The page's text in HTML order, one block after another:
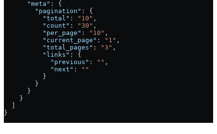
      "meta"
: {
        "pagination"
: {
          "total"
: "10" ,
          "count"
: "30" ,
          "per_page"
: "10" ,
          "current_page"
: "1" ,
          "total_pages"
: "3" ,
          "links"
: {
            "previous"
: "" ,
            "next"
:
""
          }
        }
      }
    }
}